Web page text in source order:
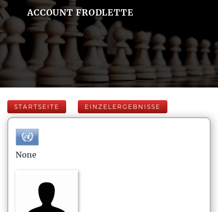
ACCOUNT FRODLETTE
STARTSEITE EINZELERGEBNISSE
None